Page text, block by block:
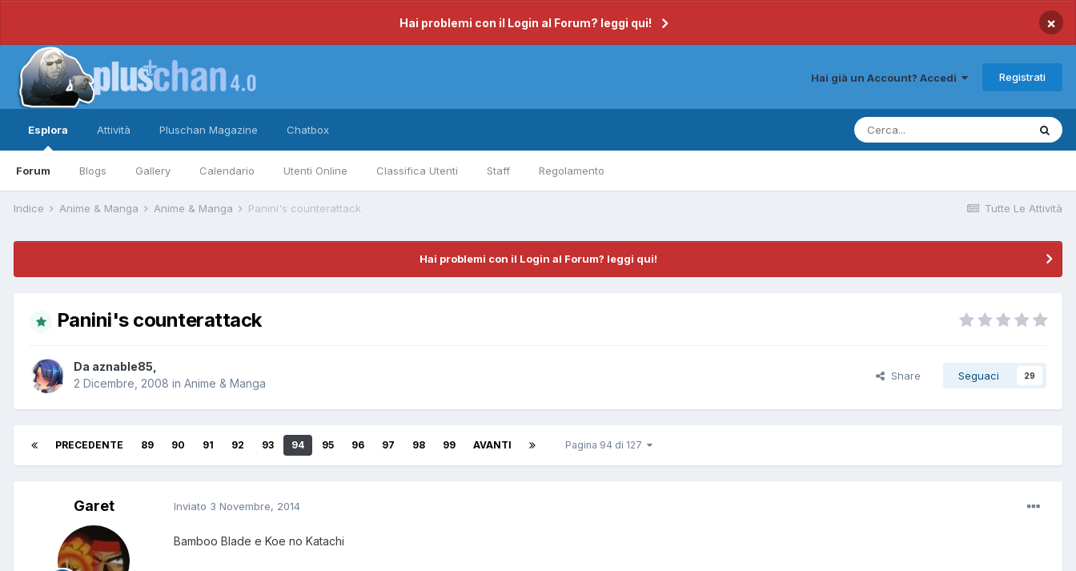
Hai problemi con il Login al Forum? leggi qui! ×
Hai già un Account? Accedi Registrati
Esplora
Forum Blogs Gallery Calendario Utenti Online Classifica Utenti Staff Regolamento
Attività Pluschan Magazine Chatbox
Tutte Le Attività
Indice Anime & Manga Anime & Manga Panini's counterattack
Hai problemi con il Login al Forum? leggi qui!
Panini's counterattack
Da aznable85
2 Dicembre, 2008 in Anime & Manga
Share Seguaci 29
PRECEDENTE 89 90 91 92 93 94 95 96 97 98 99 AVANTI Pagina 94 di 127
Garet Inviato 3 Novembre, 2014
Bamboo Blade e Koe no Katachi